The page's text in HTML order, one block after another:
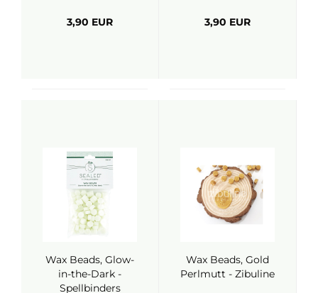
3,90 EUR 3,90 EUR
Wax Beads, Glow-
in-the-Dark -
Spellbinders
Wax Beads, Gold
Perlmutt - Zibuline